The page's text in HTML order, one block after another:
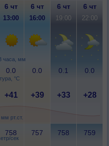
часа, мм
°C
рт.ст.
сек
6 чт 6 чт 6 чт 6 чт
13:00 16:00 19:00 22:00
0.0 0.0 0.1 0.0
+41 +39 +33 +28
758 757 758 759